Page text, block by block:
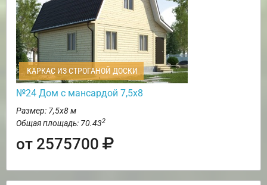
КАРКАС ИЗ СТРОГАНОЙ ДОСКИ
№24 Дом с мансардой 7,5х8
Размер: 7,5х8 м
Общая площадь: 70.432
от 2575700